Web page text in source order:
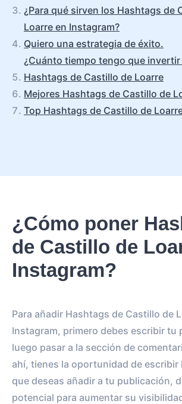
¿Para qué sirven los Hashtags de
Loarre en Instagram?
Quiero una estrategia de éxito.
¿Cuánto tiempo tengo que invertir
Hashtags de Castillo de Loarre
Mejores Hashtags de Castillo de
Top Hashtags de Castillo de
¿Cómo poner
de Castillo de
Instagram?
Para añadir Hashtags de Castillo de
Instagram, primero debes escribir tu
luego pasar a la sección de
ahí, tienes la oportunidad de escribir
que deseas añadir a tu publicación,
potencial para aumentar su